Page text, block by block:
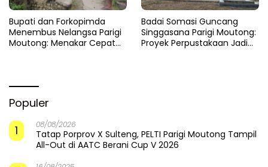
​Bupati dan Forkopimda
Menembus Nelangsa Parigi
Moutong: Menakar Cepat
Badai Somasi Guncang
Singgasana Parigi Moutong:
Proyek Perpustakaan Jadi
Populer
1
08/08/2026
Tatap Porprov X Sulteng, PELTI Parigi Moutong Tampil
All-Out di AATC Berani Cup V 2026